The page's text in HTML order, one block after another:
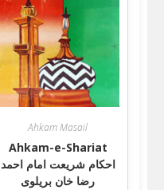
Ahkam Masail
Ahkam-e-Shariat
احکام شریعت امام احمد
رضا خان بریلوی